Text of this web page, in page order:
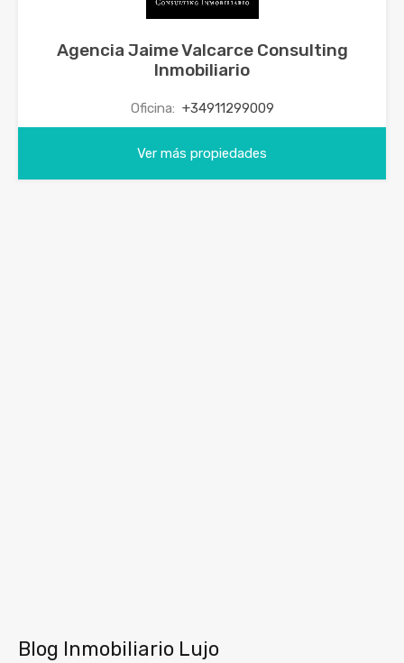
Agencia Jaime Valcarce Consulting
Inmobiliario
Oficina: +34911299009
Ver más propiedades
Blog Inmobiliario Lujo